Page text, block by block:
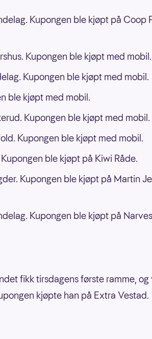
Kupongen ble kjøpt på Coop
Kupongen ble kjøpt med mobil.
Kupongen ble kjøpt med mobil.
ble kjøpt med mobil.
Kupongen ble kjøpt med mobil.
Kupongen ble kjøpt med mobil.
ble kjøpt på Kiwi Råde.
Kupongen ble kjøpt på Martin
Kupongen ble kjøpt på
fikk tirsdagens første ramme,
kjøpte han på Extra Vestad.